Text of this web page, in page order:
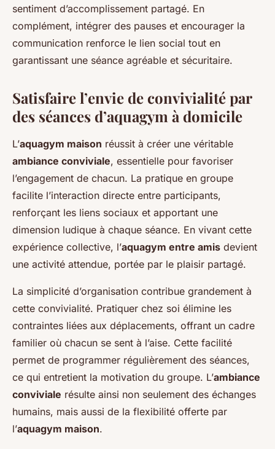
sentiment d’accomplissement partagé. En
complément, intégrer des pauses et encourager la
communication renforce le lien social tout en
garantissant une séance agréable et sécuritaire.
Satisfaire l’envie de convivialité par
des séances d’aquagym à domicile
L’aquagym maison réussit à créer une véritable
ambiance conviviale, essentielle pour favoriser
l’engagement de chacun. La pratique en groupe
facilite l’interaction directe entre participants,
renforçant les liens sociaux et apportant une
dimension ludique à chaque séance. En vivant cette
expérience collective, l’aquagym entre amis devient
une activité attendue, portée par le plaisir partagé.
La simplicité d’organisation contribue grandement à
cette convivialité. Pratiquer chez soi élimine les
contraintes liées aux déplacements, offrant un cadre
familier où chacun se sent à l’aise. Cette facilité
permet de programmer régulièrement des séances,
ce qui entretient la motivation du groupe. L’ambiance
conviviale résulte ainsi non seulement des échanges
humains, mais aussi de la flexibilité offerte par
l’aquagym maison.